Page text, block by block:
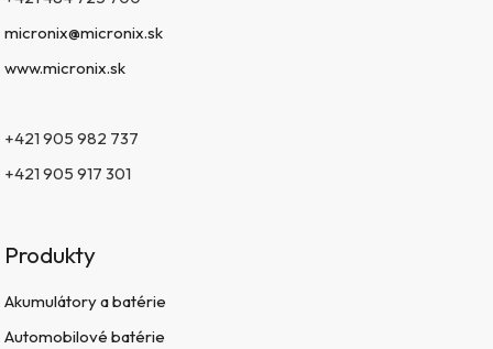
micronix@micronix.sk
www.micronix.sk
+421 905 982 737
+421 905 917 301
Produkty
Akumulátory a batérie
Automobilové batérie